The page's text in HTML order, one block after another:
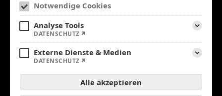
Notwendige Cookies
Analyse Tools
DATENSCHUTZ
Externe Dienste & Medien
DATENSCHUTZ
Alle akzeptieren